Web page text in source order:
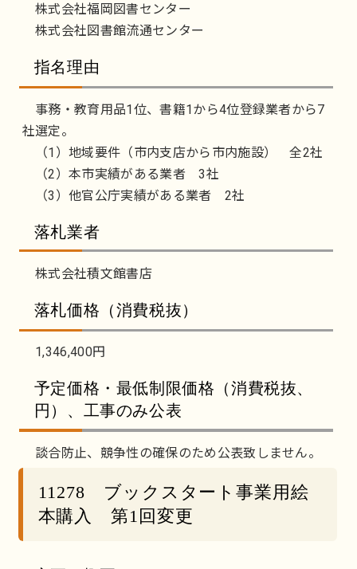
株式会社福岡図書センター
株式会社図書館流通センター
指名理由
事務・教育用品1位、書籍1から4位登録業者から7
社選定。
（1）地域要件（市内支店から市内施設） 全2社
（2）本市実績がある業者 3社
（3）他官公庁実績がある業者 2社
落札業者
株式会社積文館書店
落札価格（消費税抜）
1,346,400円
予定価格・最低制限価格（消費税抜、
円）、工事のみ公表
談合防止、競争性の確保のため公表致しません。
11278 ブックスタート事業用絵
本購入 第1回変更